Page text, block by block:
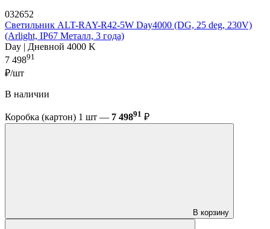
032652
Светильник ALT-RAY-R42-5W Day4000 (DG, 25 deg, 230V)
(Arlight, IP67 Металл, 3 года)
Day | Дневной 4000 K
7 49891
₽/шт
В наличии
Коробка (картон) 1 шт — 7 49891 ₽
В корзину